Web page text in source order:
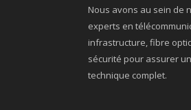
Nous avons au sein de
experts en
infrastructure, fibre
sécurité pour assurer
technique complet.